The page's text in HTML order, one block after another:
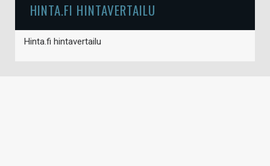
HINTA.FI HINTAVERTAILU
Hinta.fi hintavertailu